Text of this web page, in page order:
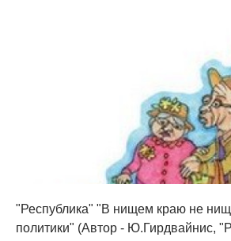
"Республика" "В нищем краю не
политики" (Автор - Ю.Гирдвайнис,